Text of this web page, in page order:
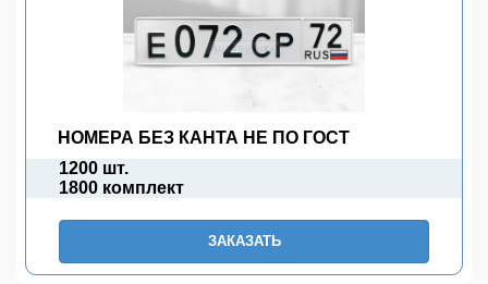
НОМЕРА БЕЗ КАНТА НЕ ПО ГОСТ
1200 шт.
1800 комплект
ЗАКАЗАТЬ